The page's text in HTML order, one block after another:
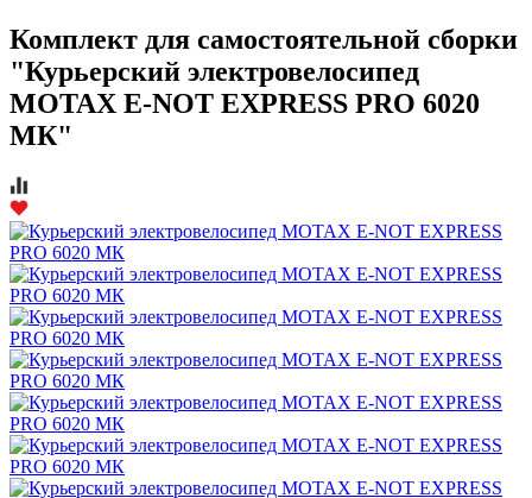
Комплект для самостоятельной сборки
"Курьерский электровелосипед
MOTAX E-NOT EXPRESS PRO 6020
MК"